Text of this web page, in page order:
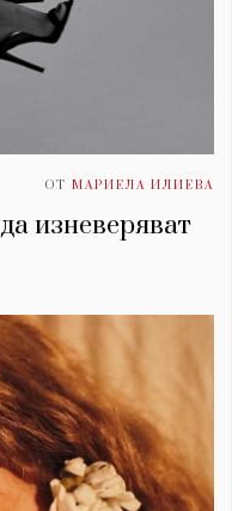
ОТ МАРИЕЛА ИЛИЕВА
изневеряват